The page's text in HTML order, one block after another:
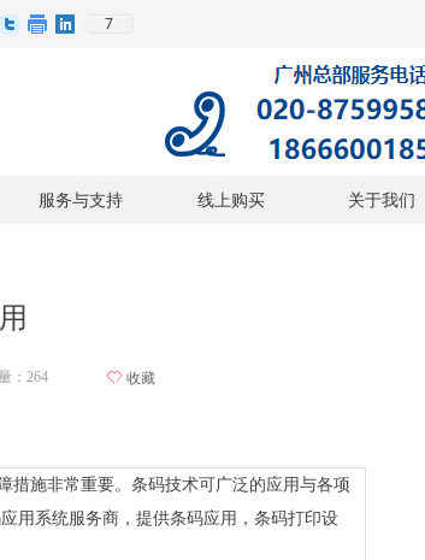
7
服务与支持 线上购买 关于我们
措施非常重要。条码技术可广泛的应用与各项
用系统服务商，提供条码应用，条码打印设
： 264 ꄀ 收藏